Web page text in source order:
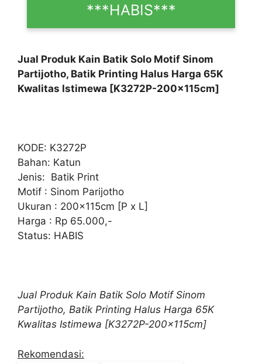
***HABIS***
Jual Produk Kain Batik Solo Motif Sinom
Partijotho, Batik Printing Halus Harga 65K
Kwalitas Istimewa [K3272P-200x115cm]
KODE: K3272P
Bahan: Katun
Jenis: Batik Print
Motif : Sinom Parijotho
Ukuran : 200x115cm [P x L]
Harga : Rp 65.000,-
Status: HABIS
Jual Produk Kain Batik Solo Motif Sinom
Partijotho, Batik Printing Halus Harga 65K
Kwalitas Istimewa [K3272P-200x115cm]
Rekomendasi: